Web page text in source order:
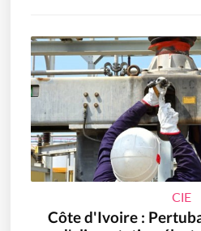
CIE
Côte d'Ivoire :